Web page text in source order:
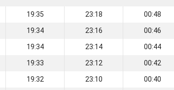
19:35 23:18 00:48
19:34 23:16 00:46
19:34 23:14 00:44
19:33 23:12 00:42
19:32 23:10 00:40